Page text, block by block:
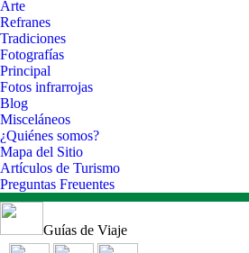
Arte
Refranes
Tradiciones
Fotografías
Principal
Fotos infrarrojas
Blog
Misceláneos
¿Quiénes somos?
Mapa del Sitio
Artículos de Turismo
Preguntas Freuentes
Guías de Viaje